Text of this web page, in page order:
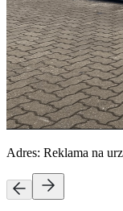
Adres: Reklama na